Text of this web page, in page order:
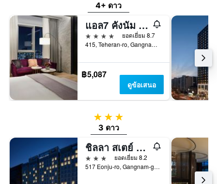
4+ ดาว
แอล7 คังนัม บาย ล็อตเต โฮเทลส์
4 ดาว
ยอดเยี่ยม 8.7
415, Teheran-ro, Gangnam-gu, โซล, เกาหลีใต้
฿5,087
ดูข้อเสนอ
3 ดาว
3 ดาว
ชิลลา สเตย์ กังนัม ยอกซัม
3 ดาว
ยอดเยี่ยม 8.2
517 Eonju-ro, Gangnam-gu, โซล, เกาหลีใต้